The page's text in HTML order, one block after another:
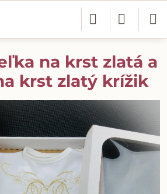
na krst zlatá a
krst zlatý krížik